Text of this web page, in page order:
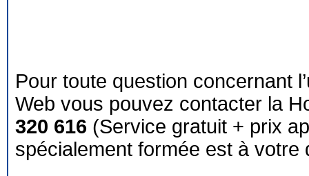
Pour toute question concernant
Web vous pouvez contacter la
320 616 (Service gratuit + prix
spécialement formée est à votre